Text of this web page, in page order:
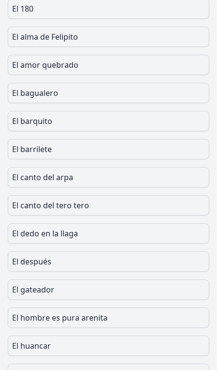
El 180
El alma de Felipito
El amor quebrado
El bagualero
El barquito
El barrilete
El canto del arpa
El canto del tero tero
El dedo en la llaga
El después
El gateador
El hombre es pura arenita
El huancar